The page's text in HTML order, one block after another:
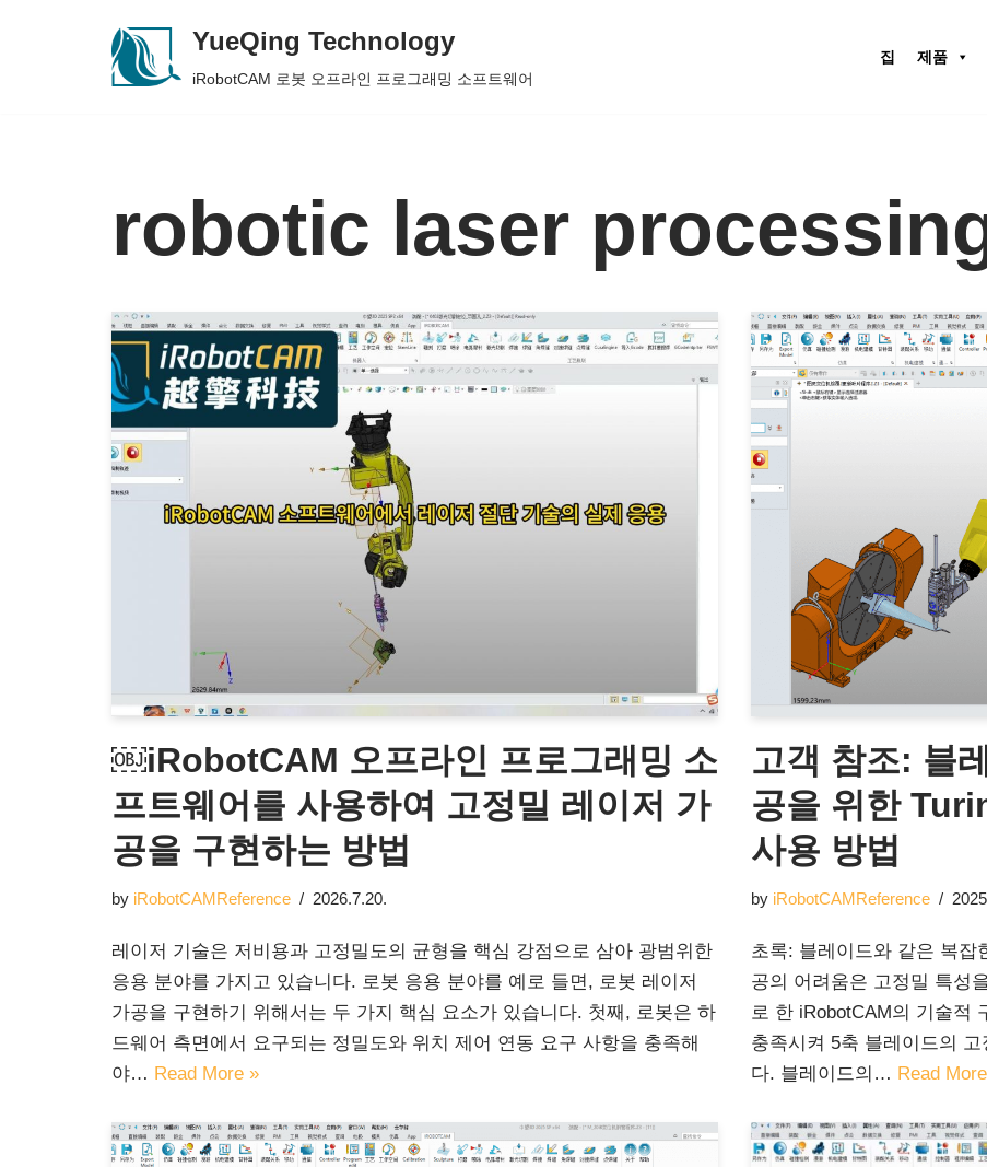
YueQing Technology
iRobotCAM 로봇 오프라인 프로그래밍 소프트웨어
집 제품
robotic laser
￼iRobotCAM 오프라인 프로그래밍 소
프트웨어를 사용하여 고정밀 레이저 가
공을 구현하는 방법
by iRobotCAMReference 2026.7.20.
레이저 기술은 저비용과 고정밀도의 균형을 핵심 강점으로 삼아 광범위한
응용 분야를 가지고 있습니다. 로봇 응용 분야를 예로 들면, 로봇 레이저
가공을 구현하기 위해서는 두 가지 핵심 요소가 있습니다. 첫째, 로봇은 하
드웨어 측면에서 요구되는 정밀도와 위치 제어 연동 요구 사항을 충족해
야… Read More »
고객 참조: 블
공을 위한
사용 방법
by iRobotCAMReference
초록: 블레이드와 같은 복잡
공의 어려움은 고정밀 특성
로 한 iRobotCAM의 기술적
충족시켜 5축 블레이드의
다. 블레이드의… Read